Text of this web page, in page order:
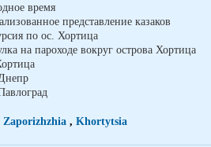
время
представление казаков
по ос. Хортица
на пароходе вокруг острова Хортица
Zaporizhzhia , Khortytsia